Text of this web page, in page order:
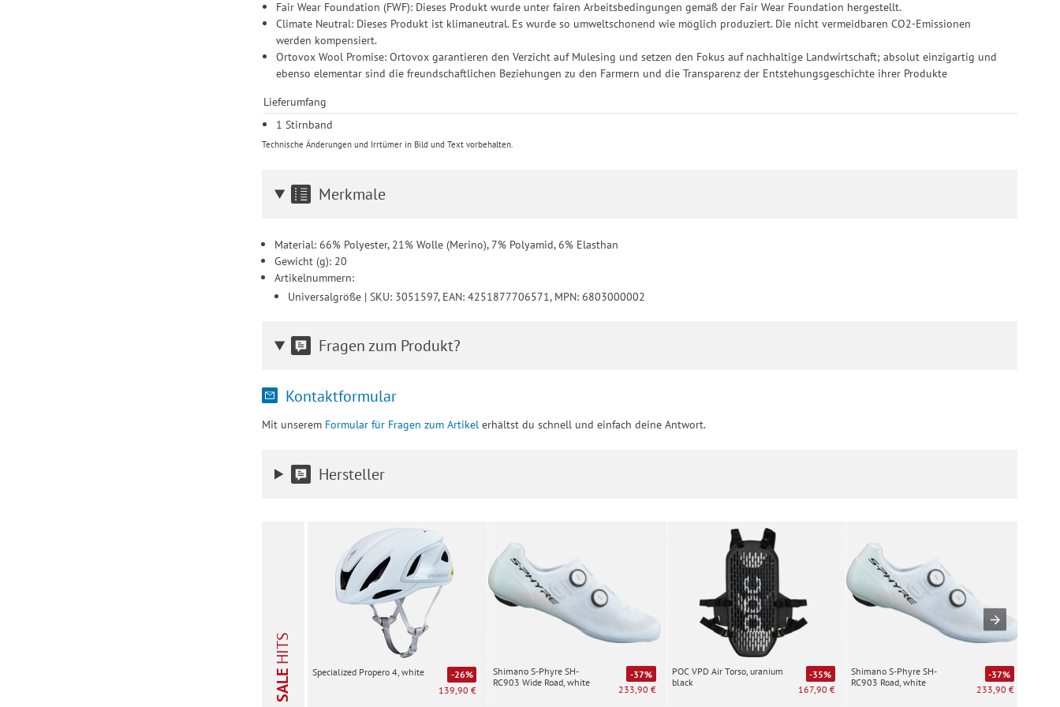
Fair Wear Foundation (FWF): Dieses Produkt wurde unter fairen Arbeitsbedingungen gemäß der Fair Wear Foundation hergestellt.
Climate Neutral: Dieses Produkt ist klimaneutral. Es wurde so umweltschonend wie möglich produziert. Die nicht vermeidbaren CO2-Emissionen
werden kompensiert.
Ortovox Wool Promise: Ortovox garantieren den Verzicht auf Mulesing und setzen den Fokus auf nachhaltige Landwirtschaft; absolut einzigartig und
ebenso elementar sind die freundschaftlichen Beziehungen zu den Farmern und die Transparenz der Entstehungsgeschichte ihrer Produkte
Lieferumfang
1 Stirnband
Technische Änderungen und Irrtümer in Bild und Text vorbehalten.
Merkmale
Material: 66% Polyester, 21% Wolle (Merino), 7% Polyamid, 6% Elasthan
Gewicht (g): 20
Artikelnummern:
Universalgröße | SKU: 3051597, EAN: 4251877706571, MPN: 6803000002
Fragen zum Produkt?
Kontaktformular
Mit unserem Formular für Fragen zum Artikelerhältst du schnell und einfach deine Antwort.
Hersteller
SALE
HITS
Specialized Propero 4, white
-26%
139,90 €
Shimano S-Phyre SH-
RC903 Wide Road, white
-37%
233,90 €
POC VPD Air Torso, uranium
black
-35%
167,90 €
Shimano S-Phyre SH-
RC903 Road, white
-37%
233,90 €